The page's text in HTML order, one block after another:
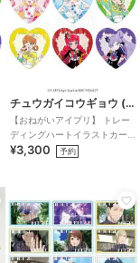
チュウガイコウギョウ (Chugai Mining)
【おねがいアイプリ】 トレー
ディングハートイラストカー
ド （1SET/6個入り）
¥3,300 予約